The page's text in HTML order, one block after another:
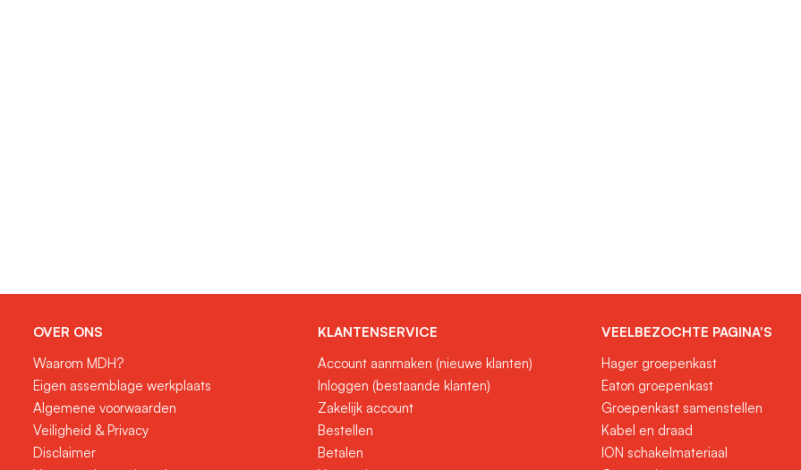
OVER ONS
Waarom MDH?
Eigen assemblage werkplaats
Algemene voorwaarden
Veiligheid & Privacy
Disclaimer
KLANTENSERVICE
Account aanmaken (nieuwe klanten)
Inloggen (bestaande klanten)
Zakelijk account
Bestellen
Betalen
VEELBEZOCHTE PAGINA'S
Hager groepenkast
Eaton groepenkast
Groepenkast samenstellen
Kabel en draad
ION schakelmateriaal